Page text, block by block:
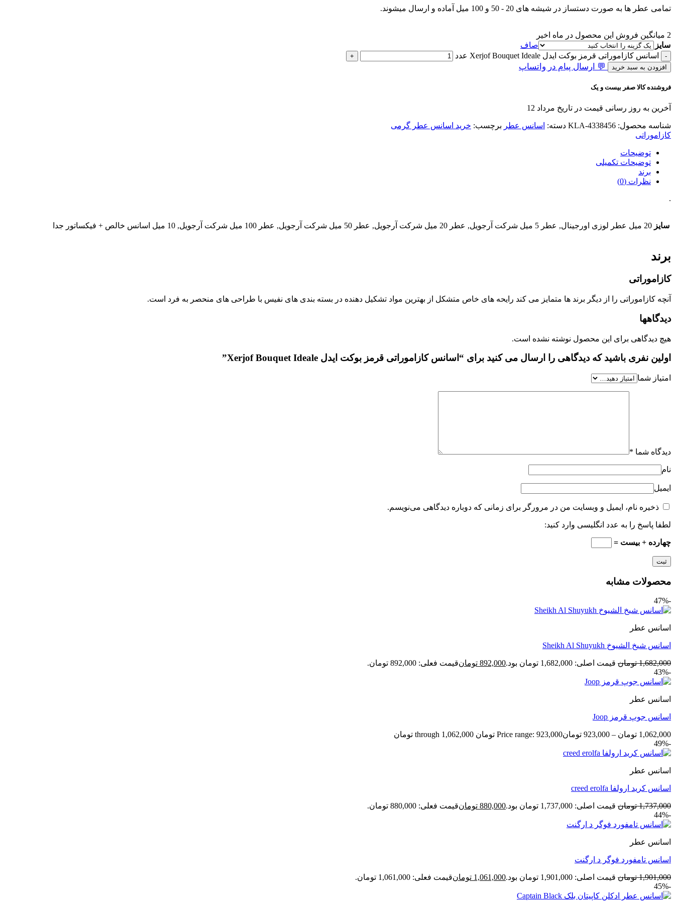
تمامی عطر ها به صورت دستساز در شیشه های 20 - 50 و 100 میل آماده و ارسال میشوند.
2 میانگین فروش این محصول در ماه اخیر
سایز
صاف
اسانس کازاموراتی قرمز بوکت ایدل Xerjof Bouquet Ideale عدد
افزودن به سبد خرید 💬 ارسال پیام در واتساپ
فروشنده کالا صفر بیست و یک
آخرین به روز رسانی قیمت در تاریخ مرداد 12
شناسه محصول: KLA-4338456 دسته: اسانس عطر برچسب: خرید اسانس عطر گرمی
کازاموراتی
توضیحات
توضیحات تکمیلی
برند
نظرات (0)
.
سایز 20 میل عطر لوزی اورجینال, عطر 5 میل شرکت آرجویل, عطر 20 میل شرکت آرجویل, عطر 50 میل شرکت آرجویل, عطر 100 میل شرکت آرجویل, 10 میل اسانس خالص + فیکساتور جدا
برند
کازاموراتی
آنچه کازاموراتی را از دیگر برند ها متمایز می کند رایحه های خاص متشکل از بهترین مواد تشکیل دهنده در بسته بندی های نفیس با طراحی های منحصر به فرد است.
دیدگاهها
هیچ دیدگاهی برای این محصول نوشته نشده است.
اولین نفری باشید که دیدگاهی را ارسال می کنید برای “اسانس کازاموراتی قرمز بوکت ایدل Xerjof Bouquet Ideale”
امتیاز شما
دیدگاه شما *
نام
ایمیل
ذخیره نام، ایمیل و وبسایت من در مرورگر برای زمانی که دوباره دیدگاهی می‌نویسم.
لطفا پاسخ را به عدد انگلیسی وارد کنید:
چهارده + بیست =
محصولات مشابه
-47%
اسانس عطر
اسانس شیخ الشیوخ Sheikh Al Shuyukh
1,682,000 تومان قیمت اصلی: 1,682,000 تومان بود. 892,000 تومانقیمت فعلی: 892,000 تومان.
-43%
اسانس عطر
اسانس جوپ قرمز Joop
1,062,000 تومان –
923,000 تومانPrice range: 923,000 تومان through 1,062,000 تومان
-49%
اسانس عطر
اسانس کرید ارولفا creed erolfa
1,737,000 تومان قیمت اصلی: 1,737,000 تومان بود. 880,000 تومانقیمت فعلی: 880,000 تومان.
-44%
اسانس عطر
اسانس تامفورد فوگر د ارگنت
1,901,000 تومان قیمت اصلی: 1,901,000 تومان بود. 1,061,000 تومانقیمت فعلی: 1,061,000 تومان.
-45%